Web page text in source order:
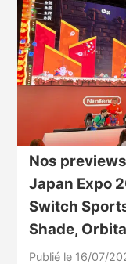
Nos
Japan Expo
Switch
Shade,
Publié le 16/07/